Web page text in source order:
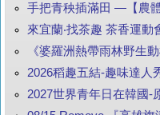
手把青秧插滿田 —【農
來宜蘭‧找茶趣 茶香運動
《婆羅洲熱帶雨林野生
2026稻趣五結-趣味達人
2027世界青年日在韓國-